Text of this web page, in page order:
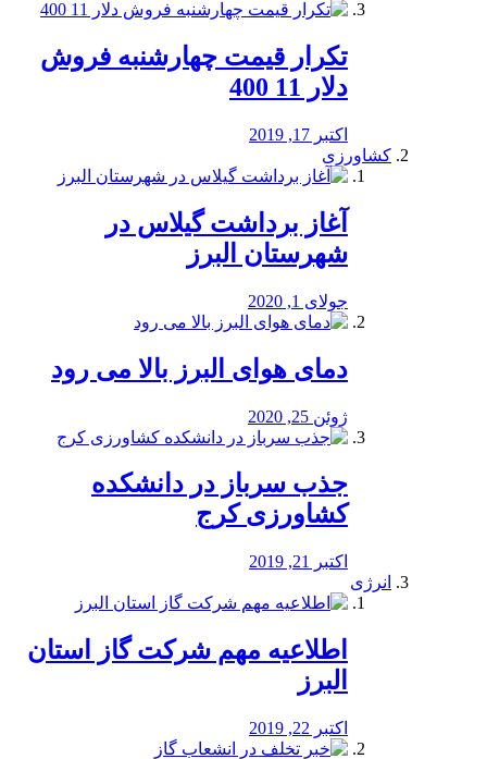
تکرار قیمت چهارشنبه فروش
دلار 11 400
اکتبر 17, 2019
کشاورزی
آغاز برداشت گیلاس در
شهرستان البرز
جولای 1, 2020
دمای هوای البرز بالا می رود
ژوئن 25, 2020
جذب سرباز در دانشکده
کشاورزی کرج
اکتبر 21, 2019
انرژی
️اطلاعیه مهم شرکت گاز استان
البرز
اکتبر 22, 2019